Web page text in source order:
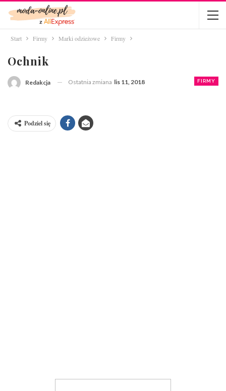
Start Firmy Marki odzieżowe Firmy
Ochnik
FIRMY
Redakcja Ostatnia zmiana lis 11, 2018
Podziel się